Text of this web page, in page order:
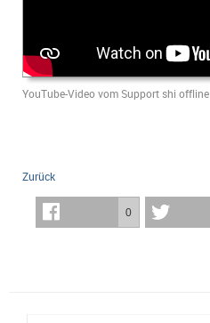
YouTube-Video vom Support shi offline
Zurück
0